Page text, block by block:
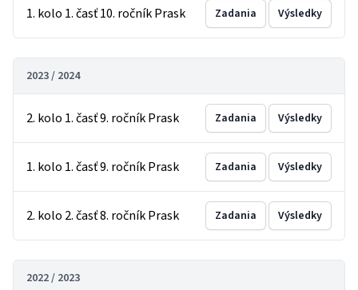
1. kolo 1. časť 10. ročník Prask Zadania Výsledky
2023 / 2024
2. kolo 1. časť 9. ročník Prask Zadania Výsledky
1. kolo 1. časť 9. ročník Prask Zadania Výsledky
2. kolo 2. časť 8. ročník Prask Zadania Výsledky
2022 / 2023